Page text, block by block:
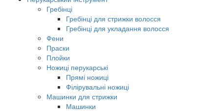
Гребінці
Гребінці для стрижки волосся
Гребінці для укладання волосся
Фени
Праски
Плойки
Ножиці перукарські
Прямі ножиці
Філірувальні ножиці
Машинки для стрижки
Машинки